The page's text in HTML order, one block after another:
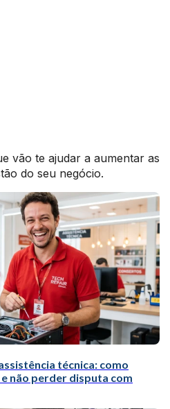
vão te ajudar a aumentar as
do seu negócio.
técnica: como
não perder disputa com